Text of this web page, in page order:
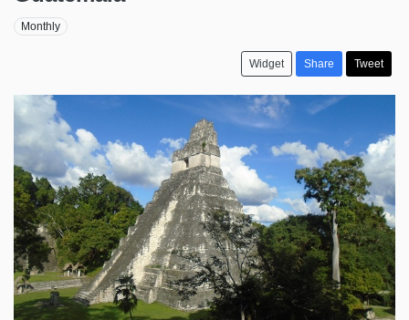
Monthly
Widget Share Tweet